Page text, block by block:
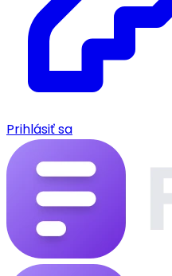
Prihlásiť sa